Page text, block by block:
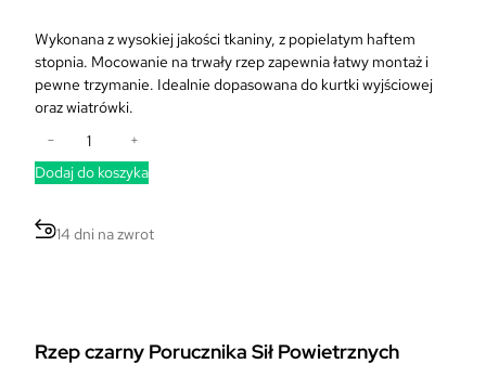
Wykonana z wysokiej jakości tkaniny, z popielatym haftem
stopnia. Mocowanie na trwały rzep zapewnia łatwy montaż i
pewne trzymanie. Idealnie dopasowana do kurtki wyjściowej
oraz wiatrówki.
o
ć
D
n
− +
Dodaj do koszyka
14 dni na zwrot
Rzep czarny Porucznika Sił Powietrznych